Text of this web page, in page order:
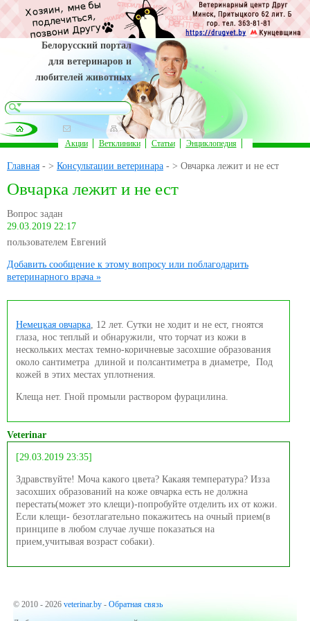
Белорусский портал
для ветеринаров и
любителей животных
Главная - > Консультации ветеринара - > Овчарка лежит и не ест
Овчарка лежит и не ест
Вопрос задан
29.03.2019 22:17
пользователем Евгений
Добавить сообщение к этому вопросу или поблагодарить
ветеринарного врача »
Немецкая овчарка, 12 лет. Сутки не ходит и не ест, гноятся
глаза, нос теплый и обнаружили, что торчат из кожи в
нескольких местах темно-коричневые засохшие образования
около сантиметра длиной и полсантиметра в диаметре, Под
кожей в этих местах уплотнения.
Клеща нет. Гной промыли раствором фурацилина.
Veterinar
[29.03.2019 23:35]
Здравствуйте! Моча какого цвета? Какаяя температура? Изза
засохших образований на коже овчарка есть не должна
перестать(может это клещи)-попробуйте отделить их от кожи.
Если клещи- безотлагательно покажитесь на очный прием(в
принципе в любом случае лучше показаться на
прием,учитывая возраст собаки).
Акции Ветклиники Статьи Энциклопедия
© 2010 - 2026 veterinar.by - Обратная связь